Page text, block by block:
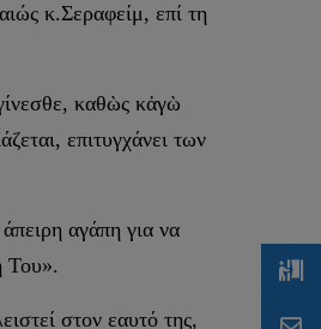
κ.Σεραφείμ, επί τη
καθὼς κἀγὼ
επιτυγχάνει των
αγάπη για να
Του».
στον εαυτό της,